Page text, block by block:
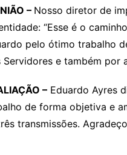
– Nosso diretor de
“Esse é o
pelo ótimo trabalho
Servidores e também por
– Eduardo Ayres
de forma objetiva e
transmissões.